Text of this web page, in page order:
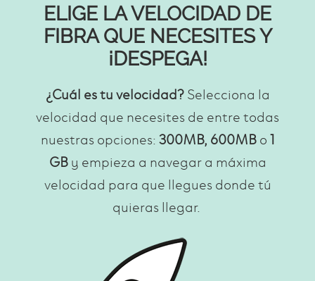
ELIGE LA VELOCIDAD DE
FIBRA QUE NECESITES Y
¡DESPEGA!
¿Cuál es tu velocidad?Selecciona la
velocidad que necesites de entre todas
nuestras opciones:300MB, 600MBo1
GBy empieza a navegar a máxima
velocidad para que llegues donde tú
quieras llegar.